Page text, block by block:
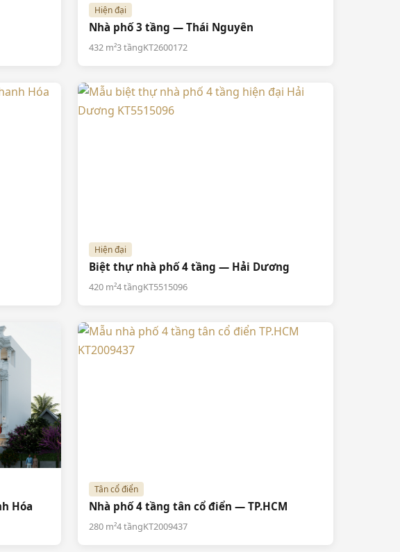
Hiện đại
Nhà phố 3 tầng — Thái Nguyên
432 m²3 tầngKT2600172
Hiện đại
Biệt thự nhà phố 4 tầng — Hải Dương
420 m²4 tầngKT5515096
Hóa
Tân cổ điển
Nhà phố 4 tầng tân cổ điển — TP.HCM
280 m²4 tầngKT2009437